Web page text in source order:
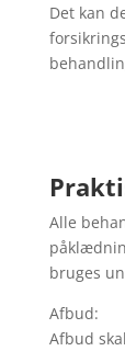
Det kan
Alle
bruges
Afbud:
Afbud